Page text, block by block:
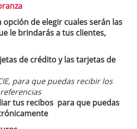
opción de elegir cuales serán las
le brindarás a tus clientes,
de crédito y las tarjetas de
para que puedas recibir los
tus recibos para que puedas